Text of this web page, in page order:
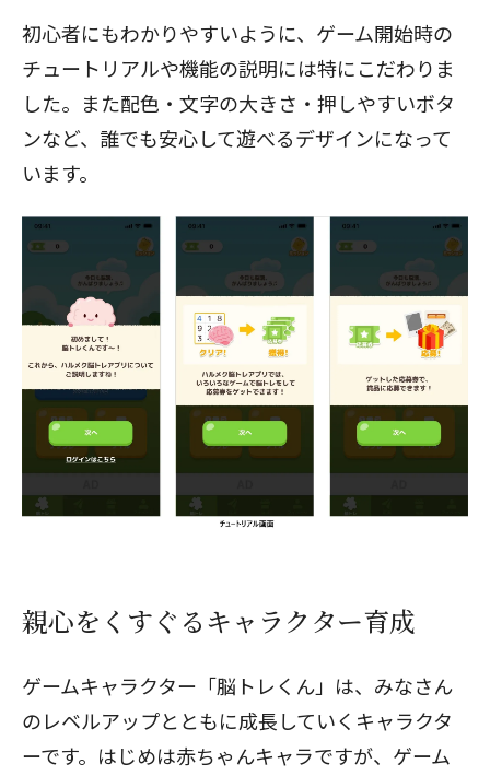
初心者にもわかりやすいように、ゲーム開始時の
チュートリアルや機能の説明には特にこだわりま
した。また配色・文字の大きさ・押しやすいボタ
ンなど、誰でも安心して遊べるデザインになって
います。
親心をくすぐるキャラクター育成
ゲームキャラクター「脳トレくん」は、みなさん
のレベルアップとともに成長していくキャラクタ
ーです。はじめは赤ちゃんキャラですが、ゲーム